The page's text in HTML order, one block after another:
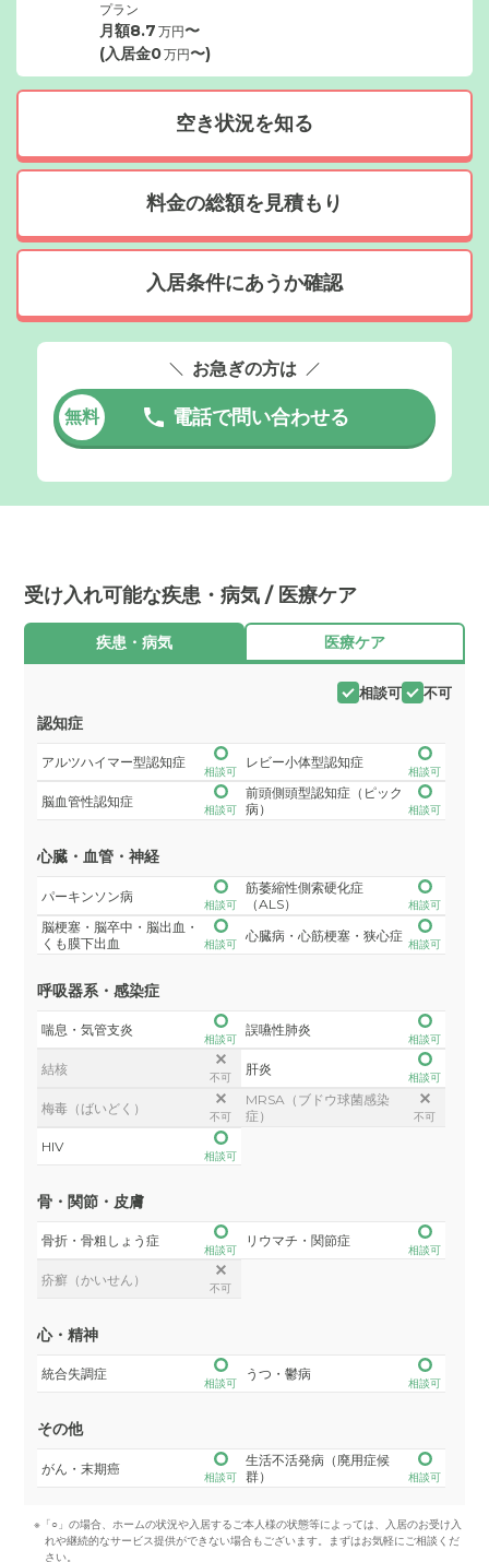
プラン
月額8.7 万円〜
(入居金0万円〜)
空き状況を知る
料金の総額を見積もり
入居条件にあうか確認
お急ぎの方は
無料 電話で問い合わせる
受け入れ可能な疾患・病気 / 医療ケア
疾患・病気 医療ケア
相談可 不可
認知症
アルツハイマー型認知症
相談可
レビー小体型認知症
相談可
脳血管性認知症
相談可
前頭側頭型認知症（ピック
病）
相談可
心臓・血管・神経
パーキンソン病
相談可
筋萎縮性側索硬化症
（ALS）
相談可
脳梗塞・脳卒中・脳出血・
くも膜下出血
相談可
心臓病・心筋梗塞・狭心症
相談可
呼吸器系・感染症
喘息・気管支炎
相談可
誤嚥性肺炎
相談可
結核
不可
肝炎
相談可
梅毒（ばいどく）
不可
MRSA（ブドウ球菌感染
症）
不可
HIV
相談可
骨・関節・皮膚
骨折・骨粗しょう症
相談可
リウマチ・関節症
相談可
疥癬（かいせん）
不可
心・精神
統合失調症
相談可
うつ・鬱病
相談可
その他
がん・末期癌
相談可
生活不活発病（廃用症候
群）
相談可
※「○」の場合、ホームの状況や入居するご本人様の状態等によっては、入居のお受け入
れや継続的なサービス提供ができない場合もございます。まずはお気軽にご相談くだ
さい。